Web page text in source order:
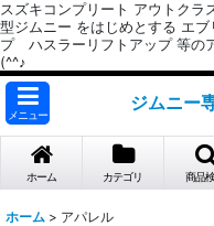
スズキコンプリート アウトク
型ジムニー をはじめとする エ
プ ハスラーリフトアップ 等の
(^^♪
メニュー
ジムニー
ホーム カテゴリ 商品
ホーム > アパレル